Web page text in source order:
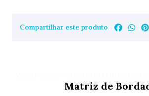
Compartilhar este produto
Matriz de